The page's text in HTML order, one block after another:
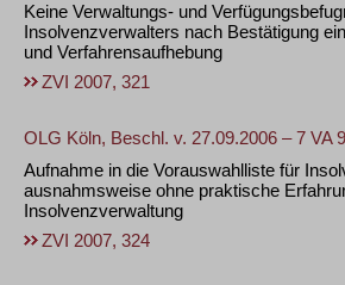
Keine Verwaltungs- und
Insolvenzverwalters nach Bestätigung
und Verfahrensaufhebung
ZVI 2007, 321
OLG Köln, Beschl. v. 27.09.2006 – 7 VA
Aufnahme in die Vorauswahlliste für
ausnahmsweise ohne praktische
Insolvenzverwaltung
ZVI 2007, 324